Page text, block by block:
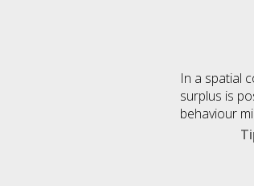
In a spatial
surplus is
behaviour